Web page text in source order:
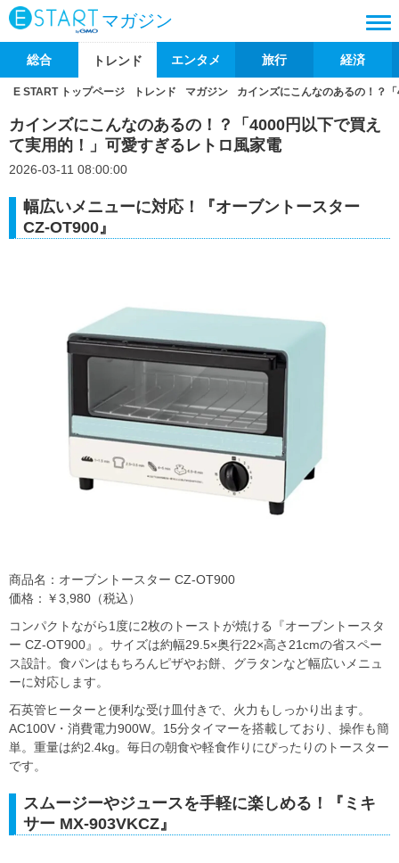
マガジン
総合 トレンド エンタメ 旅行 経済
E START トップページ トレンド マガジン カインズにこんなのあるの！？
カインズにこんなのあるの！？「4000円以下で買え
て実用的！」可愛すぎるレトロ風家電
2026-03-11 08:00:00
幅広いメニューに対応！『オーブントースター
CZ-OT900』
商品名：オーブントースター CZ-OT900
価格：￥3,980（税込）
コンパクトながら1度に2枚のトーストが焼ける『オーブントースタ
ー CZ-OT900』。サイズは約幅29.5×奥行22×高さ21cmの省スペー
ス設計。食パンはもちろんピザやお餅、グラタンなど幅広いメニュ
ーに対応します。
石英管ヒーターと便利な受け皿付きで、火力もしっかり出ます。
AC100V・消費電力900W。15分タイマーを搭載しており、操作も簡
単。重量は約2.4kg。毎日の朝食や軽食作りにぴったりのトースター
です。
スムージーやジュースを手軽に楽しめる！『ミキ
サー MX-903VKCZ』